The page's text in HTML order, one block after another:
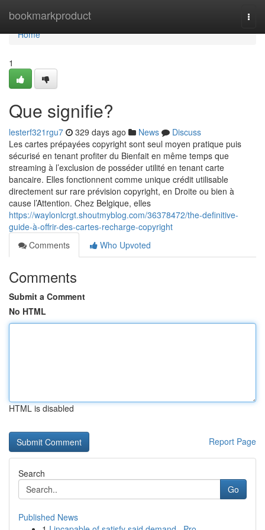
bookmarkproduct
Home
Home
1
Que signifie?
lesterf321rgu7 329 days ago News
Discuss
Les cartes prépayées copyright sont seul moyen pratique puis
sécurisé en tenant profiter du Bienfait en même temps que
streaming à l’exclusion de posséder utilité en tenant carte
bancaire. Elles fonctionnent comme unique crédit utilisable
directement sur rare prévision copyright, en Droite ou bien à
cause l’Attention. Chez Belgique, elles
https://waylonlcrgt.shoutmyblog.com/36378472/the-definitive-
guide-à-offrir-des-cartes-recharge-copyright
Comments
Who Upvoted
Comments
Submit a Comment
No HTML
HTML is disabled
Report Page
Search
Go
Published News